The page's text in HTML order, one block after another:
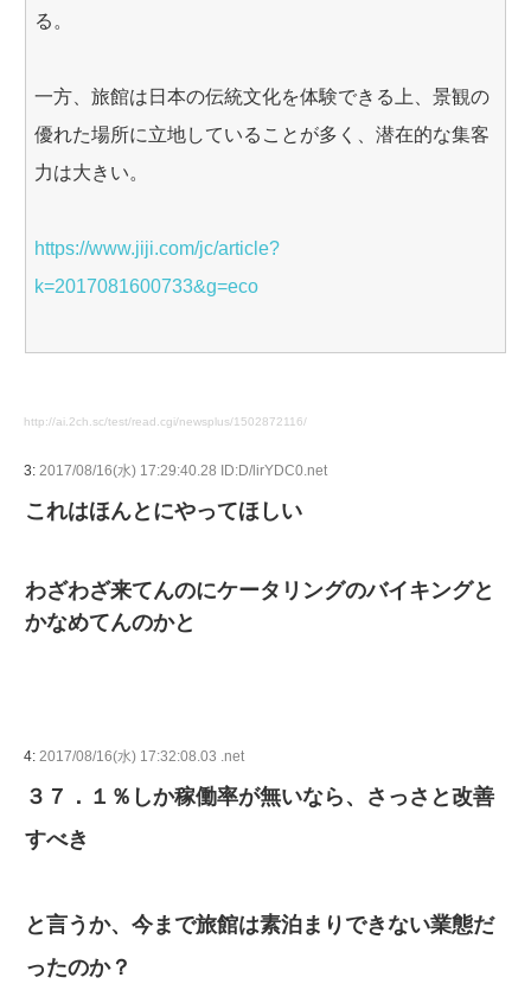
る。
一方、旅館は日本の伝統文化を体験できる上、景観の
優れた場所に立地していることが多く、潜在的な集客
力は大きい。
https://www.jiji.com/jc/article?
k=2017081600733&g=eco
http://ai.2ch.sc/test/read.cgi/newsplus/1502872116/
3: 2017/08/16(水) 17:29:40.28 ID:D/lirYDC0.net
これはほんとにやってほしい
わざわざ来てんのにケータリングのバイキングと
かなめてんのかと
4: 2017/08/16(水) 17:32:08.03 .net
３７．１％しか稼働率が無いなら、さっさと改善
すべき
と言うか、今まで旅館は素泊まりできない業態だ
ったのか？